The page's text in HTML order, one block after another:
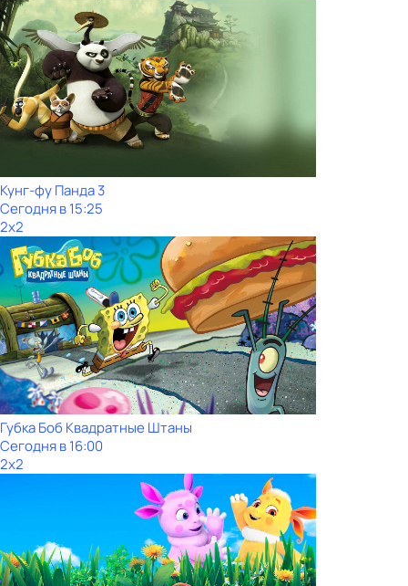
Кунг-фу Панда 3
Сегодня в 15:25
2x2
Губка Боб Квадратные Штаны
Сегодня в 16:00
2x2